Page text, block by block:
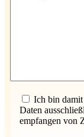
Bitte lasse dieses
Ich bin damit
Daten
empfangen von